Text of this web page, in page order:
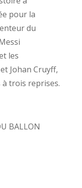
pour la
du
les
Johan Cruyff,
trois reprises.
BALLON